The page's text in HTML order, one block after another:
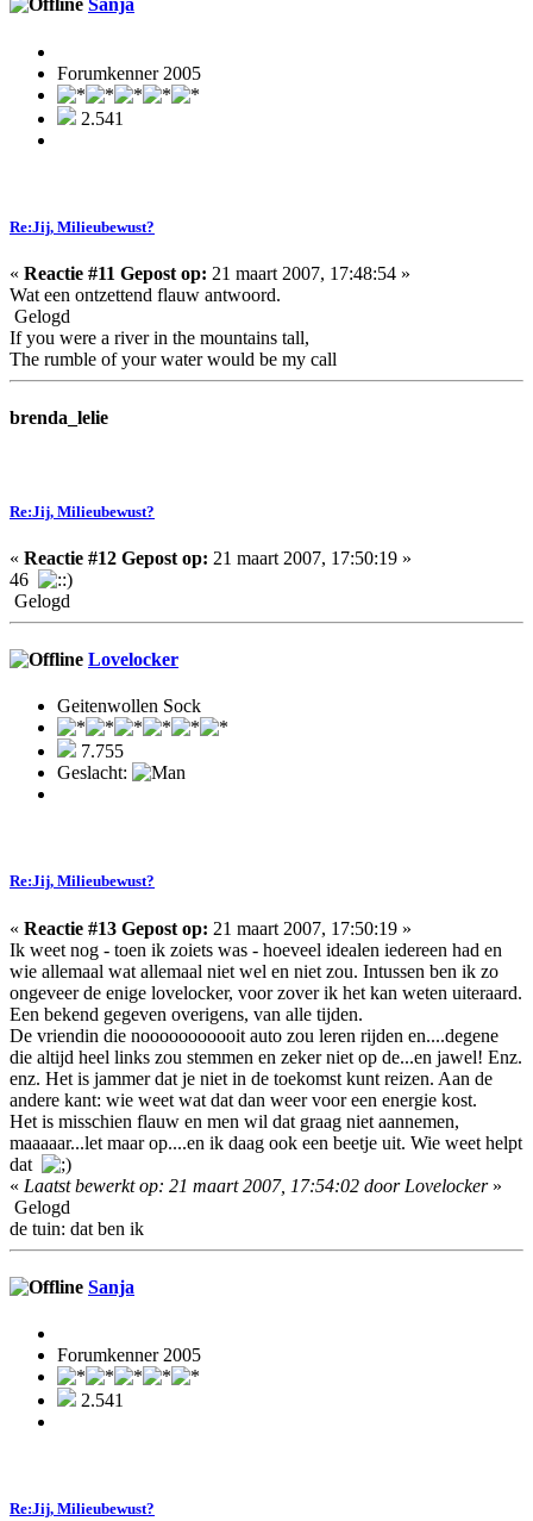
Sanja
Forumkenner 2005
2.541
Re:Jij, Milieubewust?
« Reactie #11 Gepost op: 21 maart 2007, 17:48:54 »
Wat een ontzettend flauw antwoord.
Gelogd
If you were a river in the mountains tall,
The rumble of your water would be my call
brenda_lelie
Re:Jij, Milieubewust?
« Reactie #12 Gepost op: 21 maart 2007, 17:50:19 »
46
Gelogd
Lovelocker
Geitenwollen Sock
7.755
Geslacht:
Re:Jij, Milieubewust?
« Reactie #13 Gepost op: 21 maart 2007, 17:50:19 »
Ik weet nog - toen ik zoiets was - hoeveel idealen iedereen had en
wie allemaal wat allemaal niet wel en niet zou. Intussen ben ik zo
ongeveer de enige lovelocker, voor zover ik het kan weten uiteraard.
Een bekend gegeven overigens, van alle tijden.
De vriendin die nooooooooooit auto zou leren rijden en....degene
die altijd heel links zou stemmen en zeker niet op de...en jawel! Enz.
enz. Het is jammer dat je niet in de toekomst kunt reizen. Aan de
andere kant: wie weet wat dat dan weer voor een energie kost.
Het is misschien flauw en men wil dat graag niet aannemen,
maaaaar...let maar op....en ik daag ook een beetje uit. Wie weet helpt
dat
« Laatst bewerkt op: 21 maart 2007, 17:54:02 door Lovelocker»
Gelogd
de tuin: dat ben ik
Sanja
Forumkenner 2005
2.541
Re:Jij, Milieubewust?